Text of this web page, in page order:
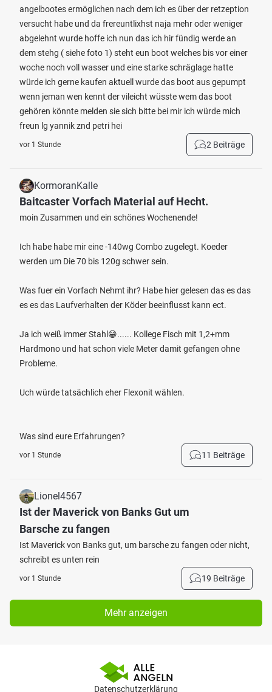
angelbootes ermöglichen nach dem ich es über der retzeption
versucht habe und da frereuntlixhst naja mehr oder weniger
abgelehnt wurde hoffe ich nun das ich hir fündig werde an
dem stehg ( siehe foto 1) steht eun boot welches bis vor einer
woche noch voll wasser und eine starke schräglage hatte
würde ich gerne kaufen aktuell wurde das boot aus gepumpt
wenn jeman wen kennt der vileicht wüsste wem das boot
gehören könnte melden sie sich bitte bei mir ich würde mich
freun lg yannik znd petri hei
vor 1 Stunde 2 Beiträge
KormoranKalle
Baitcaster Vorfach Material auf Hecht.
moin Zusammen und ein schönes Wochenende!
Ich habe habe mir eine -140wg Combo zugelegt. Koeder
werden um Die 70 bis 120g schwer sein.
Was fuer ein Vorfach Nehmt ihr? Habe hier gelesen das es das
es es das Laufverhalten der Köder beeinflusst kann ect.
Ja ich weiß immer Stahl😁...... Kollege Fisch mit 1,2+mm
Hardmono und hat schon viele Meter damit gefangen ohne
Probleme.
Uch würde tatsächlich eher Flexonit wählen.
Was sind eure Erfahrungen?
vor 1 Stunde 11 Beiträge
Lionel4567
Ist der Maverick von Banks Gut um
Barsche zu fangen
Ist Maverick von Banks gut, um barsche zu fangen oder nicht,
schreibt es unten rein
vor 1 Stunde 19 Beiträge
Mehr anzeigen
Datenschutzerklärung